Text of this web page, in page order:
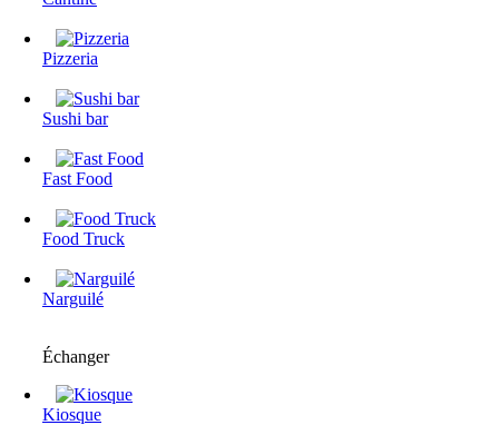
Pizzeria
Sushi bar
Fast Food
Food Truck
Narguilé
Échanger
Kiosque